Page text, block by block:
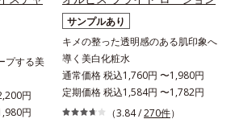
プする美
円
円
サンプルあり
キメの整った透明感のある肌印象へ
導く美白化粧水
通常価格 税込1,760円 〜1,980円
定期価格 税込1,584円 〜1,782円
（3.84 /270件）